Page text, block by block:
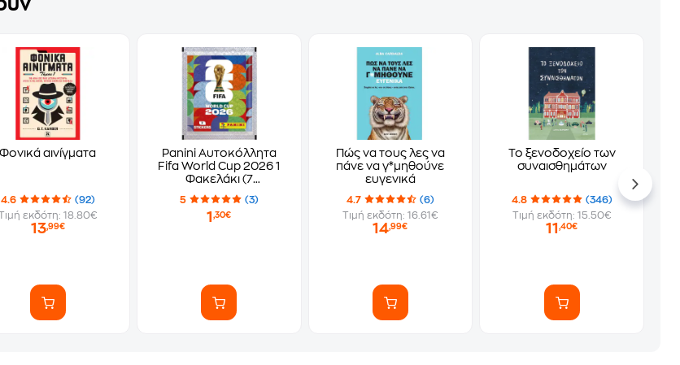
Φονικά αινίγματα
4.6
(92)
εκδότη: 18.80€
13,99€
Panini Αυτοκόλλητα
Fifa World Cup 2026 1
Φακελάκι (7
Αυτοκόλλητα)
5 (3)
1,30€
Πώς να τους λες να
πάνε να γ*μηθούνε
ευγενικά
4.7
(6)
Τιμή εκδότη: 16.61€
14,99€
Το ξενοδοχείο των
συναισθημάτων
4.8
(346)
Τιμή εκδότη: 15.50€
11,40€